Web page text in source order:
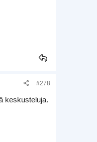
#278
keskusteluja.